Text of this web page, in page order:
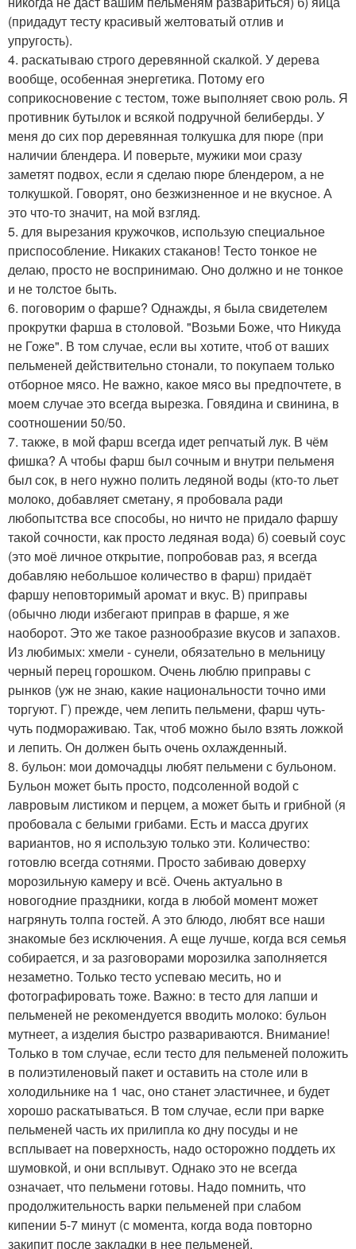
(придадут тесту красивый желтоватый отлив и
упругость).
4. раскатываю строго деревянной скалкой. У дерева
вообще, особенная энергетика. Потому его
соприкосновение с тестом, тоже выполняет свою роль. Я
противник бутылок и всякой подручной белиберды. У
меня до сих пор деревянная толкушка для пюре (при
наличии блендера. И поверьте, мужики мои сразу
заметят подвох, если я сделаю пюре блендером, а не
толкушкой. Говорят, оно безжизненное и не вкусное. А
это что-то значит, на мой взгляд.
5. для вырезания кружочков, использую специальное
приспособление. Никаких стаканов! Тесто тонкое не
делаю, просто не воспринимаю. Оно должно и не тонкое
и не толстое быть.
6. поговорим о фарше? Однажды, я была свидетелем
прокрутки фарша в столовой. "Возьми Боже, что Никуда
не Гоже". В том случае, если вы хотите, чтоб от ваших
пельменей действительно стонали, то покупаем только
отборное мясо. Не важно, какое мясо вы предпочтете, в
моем случае это всегда вырезка. Говядина и свинина, в
соотношении 50/50.
7. также, в мой фарш всегда идет репчатый лук. В чём
фишка? А чтобы фарш был сочным и внутри пельменя
был сок, в него нужно полить ледяной воды (кто-то льет
молоко, добавляет сметану, я пробовала ради
любопытства все способы, но ничто не придало фаршу
такой сочности, как просто ледяная вода) б) соевый соус
(это моё личное открытие, попробовав раз, я всегда
добавляю небольшое количество в фарш) придаёт
фаршу неповторимый аромат и вкус. В) приправы
(обычно люди избегают приправ в фарше, я же
наоборот. Это же такое разнообразие вкусов и запахов.
Из любимых: хмели - сунели, обязательно в мельницу
черный перец горошком. Очень люблю приправы с
рынков (уж не знаю, какие национальности точно ими
торгуют. Г) прежде, чем лепить пельмени, фарш чуть-
чуть подмораживаю. Так, чтоб можно было взять ложкой
и лепить. Он должен быть очень охлажденный.
8. бульон: мои домочадцы любят пельмени с бульоном.
Бульон может быть просто, подсоленной водой с
лавровым листиком и перцем, а может быть и грибной (я
пробовала с белыми грибами. Есть и масса других
вариантов, но я использую только эти. Количество:
готовлю всегда сотнями. Просто забиваю доверху
морозильную камеру и всё. Очень актуально в
новогодние праздники, когда в любой момент может
нагрянуть толпа гостей. А это блюдо, любят все наши
знакомые без исключения. А еще лучше, когда вся семья
собирается, и за разговорами морозилка заполняется
незаметно. Только тесто успеваю месить, но и
фотографировать тоже. Важно: в тесто для лапши и
пельменей не рекомендуется вводить молоко: бульон
мутнеет, а изделия быстро развариваются. Внимание!
Только в том случае, если тесто для пельменей положить
в полиэтиленовый пакет и оставить на столе или в
холодильнике на 1 час, оно станет эластичнее, и будет
хорошо раскатываться. В том случае, если при варке
пельменей часть их прилипла ко дну посуды и не
всплывает на поверхность, надо осторожно поддеть их
шумовкой, и они всплывут. Однако это не всегда
означает, что пельмени готовы. Надо помнить, что
продолжительность варки пельменей при слабом
кипении 5-7 минут (с момента, когда вода повторно
закипит после закладки в нее пельменей.